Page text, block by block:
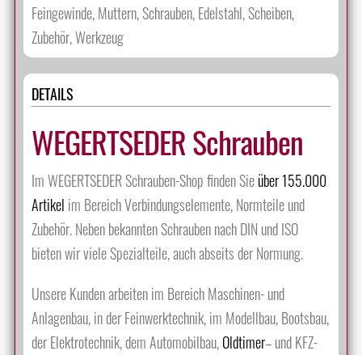
Feingewinde, Muttern, Schrauben, Edelstahl, Scheiben,
Zubehör, Werkzeug
DETAILS
WEGERTSEDER Schrauben
Im WEGERTSEDER Schrauben-Shop finden Sieüber 155.000
Artikel im Bereich Verbindungselemente, Normteile und
Zubehör. Neben bekannten Schrauben nach DIN und ISO
bieten wir viele Spezialteile, auch abseits der Normung.
Unsere Kunden arbeiten im Bereich Maschinen- und
Anlagenbau, in der Feinwerktechnik, im Modellbau, Bootsbau,
der Elektrotechnik, dem Automobilbau,Oldtimer– und KFZ-